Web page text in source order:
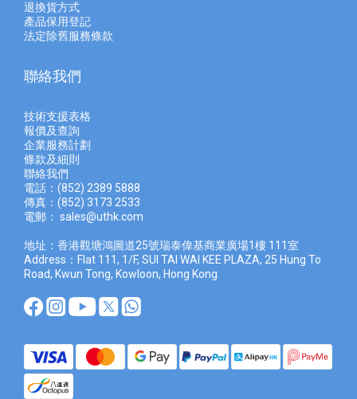
退換貨方式
產品保用登記
法定除舊服務條款
聯絡我們
技術支援表格
報價及查詢
企業服務計劃
條款及細則
聯絡我們
電話：(852) 2389 5888
傳真：(852) 3173 2533
電郵： sales@uthk.com
地址：香港觀塘鴻圖道25號瑞泰偉基商業廣場1樓 111室
Address：Flat 111, 1/F, SUI TAI WAI KEE PLAZA, 25 Hung To
Road, Kwun Tong, Kowloon, Hong Kong